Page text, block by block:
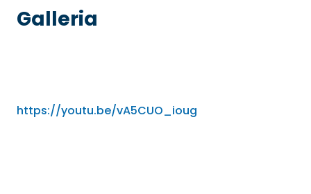
Galleria
https://youtu.be/vA5CUO_ioug